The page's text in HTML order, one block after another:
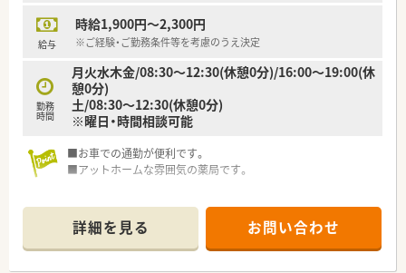
給与
時給1,900円～2,300円
※ご経験・ご勤務条件等を考慮のうえ決定
勤務
時間
月火水木金/08:30～12:30(休憩0分)/16:00～19:00(休
憩0分)
土/08:30～12:30(休憩0分)
※曜日・時間相談可能
■お車での通勤が便利です。
■アットホームな雰囲気の薬局です。
詳細を見る お問い合わせ